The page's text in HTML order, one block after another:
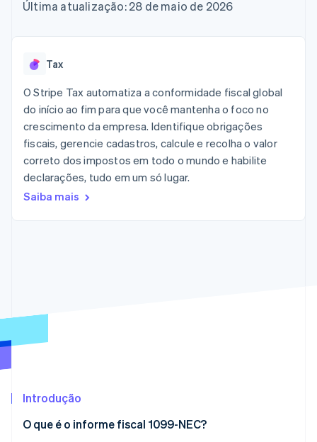
de 125
Link
acelerado
Recognition
Sincronização
de dados
Mais
Product roadmap
Veja o que está chegando
Radar
Veja como a Stripe está construindo a infraestrutura
Assista agora
Marketplaces
Plataformas
Por setor
Empresas de IA
Economia de criadores
Jogos
Hospitalidade, viagens
Mídia e entretenimento
Gerenciar assinaturas
uso
Provisione e gerencie
serviços com agentes
Recursos
Integrações de
Blog de
Stripe Press
Contato
Fale com a equipe de
Última atualização: 28 de maio de 2026
Tax
O Stripe Tax automatiza a conformidade fiscal global
do início ao fim para que você mantenha o foco no
crescimento da empresa. Identifique obrigações
fiscais, gerencie cadastros, calcule e recolha o valor
correto dos impostos em todo o mundo e habilite
declarações, tudo em um só lugar.
Saiba mais
Introdução
O que é o informe fiscal 1099-NEC?